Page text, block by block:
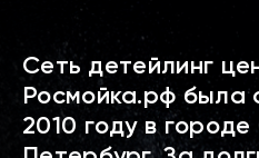
Сеть детейлинг
Росмойка.рф была
2010 году в